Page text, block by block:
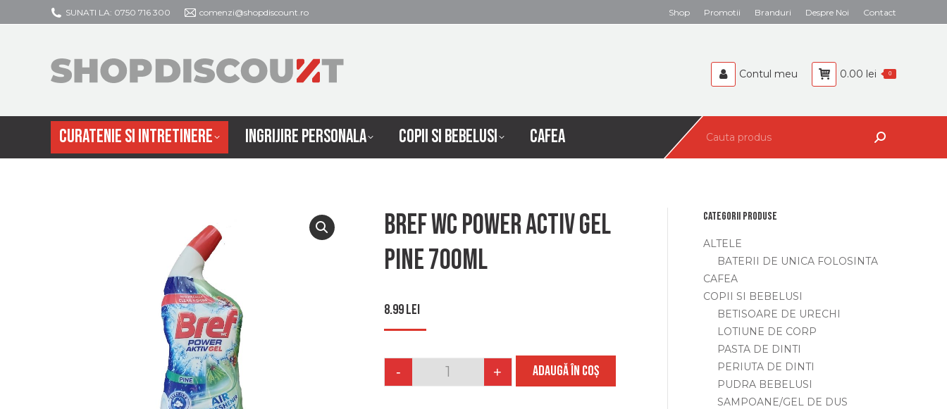
SUNATI LA: 0750 716 300 comenzi@shopdiscount.ro Shop Promotii Branduri Despre Noi Contact
Contul meu 0.00 lei 0
CURATENIE SI INTRETINERE INGRIJIRE PERSONALA COPII SI BEBELUSI CAFEA
Bref Wc Power Activ Gel
Pine 700ml
8.99lei
Quantity
- + ADAUGĂ ÎN COȘ
Categorii produse
ALTELE
BATERII DE UNICA FOLOSINTA
CAFEA
COPII SI BEBELUSI
BETISOARE DE URECHI
LOTIUNE DE CORP
PASTA DE DINTI
PERIUTA DE DINTI
PUDRA BEBELUSI
SAMPOANE/GEL DE DUS
CURATENIE SI INTRETINERE INGRIJIRE PERSONALA COPII SI BEBELUSI CAFEA
Search: